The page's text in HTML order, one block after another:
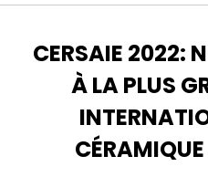
CERSAIE 2022:
À LA PLUS